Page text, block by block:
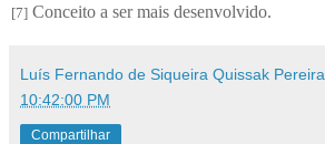
[7] Conceito a ser mais desenvolvido.
Luís Fernando de Siqueira Quissak Pereira
10:42:00 PM
Compartilhar